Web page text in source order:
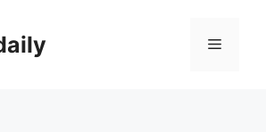
Menu